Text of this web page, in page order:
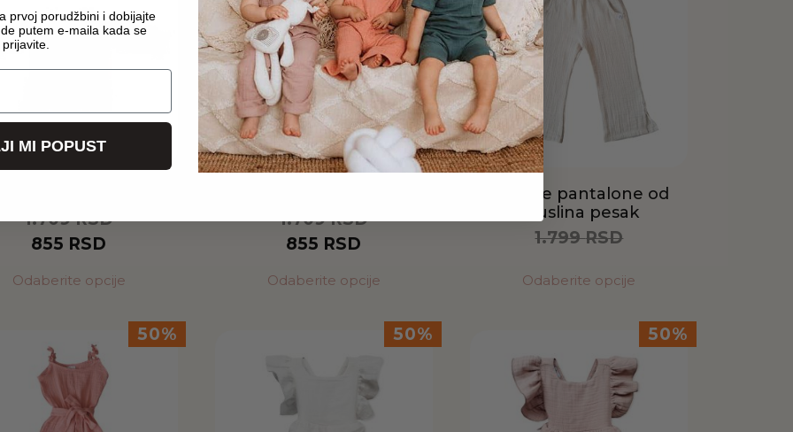
1.709RSD
855 RSD
Odaberite opcije
1.709RSD
855 RSD
Odaberite opcije
Lagane pantalone od
muslina pesak
1.799RSD
Odaberite opcije
50% 50% 50%
prvoj porudžbini i dobijajte
putem e-maila kada se
prijavite.
MI POPUST